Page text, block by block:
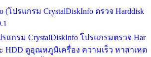
(โปรแกรม CrystalDiskInfo ตรวจ Harddisk
แกรม CrystalDiskInfo โปรแกรมตรวจ Har
HDD ดูอุณหภูมิเครื่อง ความเร็ว หาสาเหต